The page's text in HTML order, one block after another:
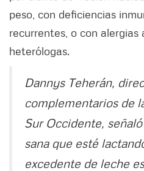
peso, con deficiencias
recurrentes, o con alergias
heterólogas.
Dannys Teherán,
complementarios de
Sur Occidente,
sana que esté
excedente de leche